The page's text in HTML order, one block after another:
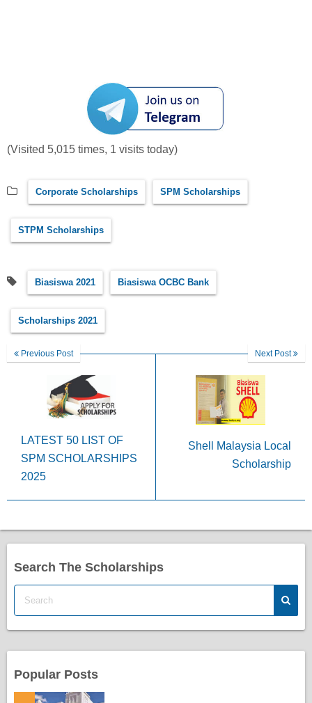
(Visited 5,015 times, 1 visits today)
Corporate Scholarships SPM Scholarships
STPM Scholarships
Biasiswa 2021 Biasiswa OCBC Bank
Scholarships 2021
Previous Post
LATEST 50 LIST OF
SPM SCHOLARSHIPS
2025
Next Post
Shell Malaysia Local
Scholarship
Search The Scholarships
Popular Posts